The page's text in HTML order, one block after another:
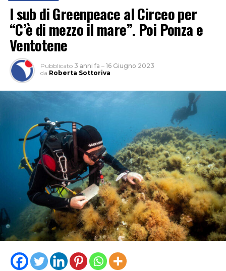
I sub di Greenpeace al Circeo per
“C’è di mezzo il mare”. Poi Ponza e
Ventotene
Pubblicato 3 anni fa – 16 Giugno 2023
da Roberta Sottoriva